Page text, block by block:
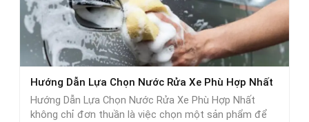
Hướng Dẫn Lựa Chọn Nước Rửa Xe Phù Hợp Nhất
Hướng Dẫn Lựa Chọn Nước Rửa Xe Phù Hợp Nhất
không chỉ đơn thuần là việc chọn một sản phẩm để